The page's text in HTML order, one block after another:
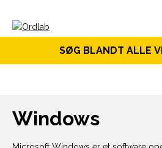
SØG BLANDT ALLE
Windows